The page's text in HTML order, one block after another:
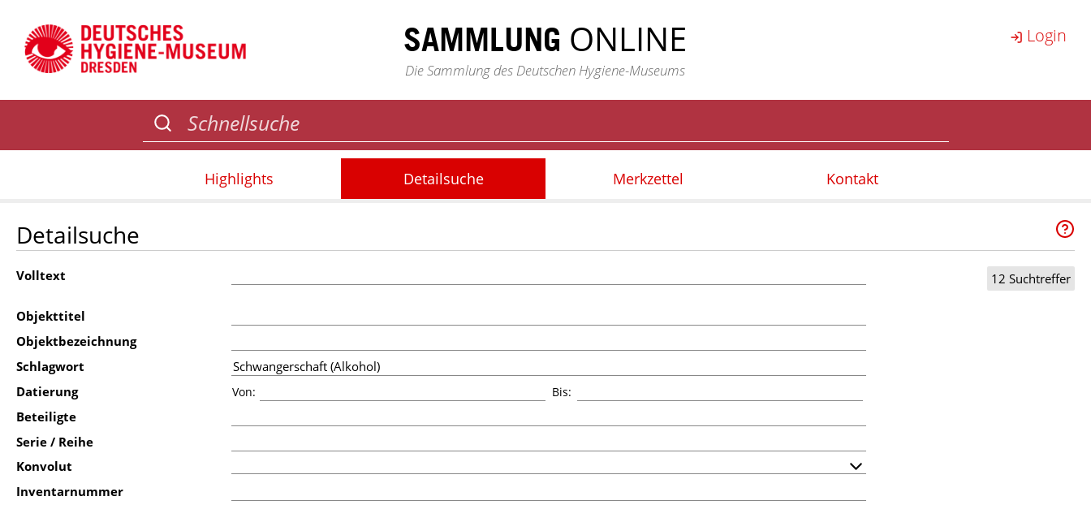
SAMMLUNG ONLINE
Die Sammlung des Deutschen Hygiene-Museums
Login
Highlights Detailsuche Merkzettel Kontakt
Detailsuche
12 Suchtreffer
Volltext
Objekttitel
Objektbezeichnung
Schlagwort
Datierung
Von: Bis:
Beteiligte
Serie / Reihe
Konvolut
Inventarnummer